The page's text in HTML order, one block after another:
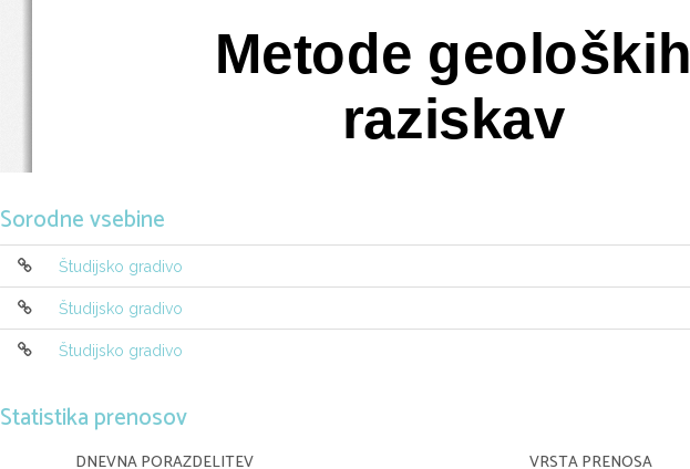
Metode geoloških
raziskav
Sorodne vsebine
Študijsko gradivo
Študijsko gradivo
Študijsko gradivo
Statistika prenosov
DNEVNA PORAZDELITEV VRSTA PRENOSA